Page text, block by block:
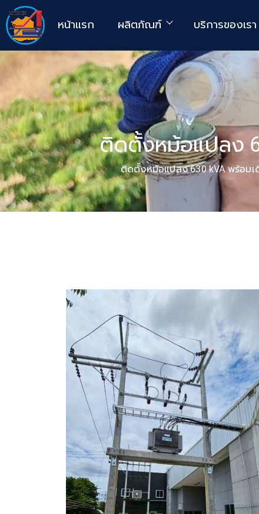
หน้าแรก ผลิตภัณฑ์ บริการของเรา
ติดตั้งหม้อแปลง
ติดตั้งหม้อแปลง 630 kVA พร้อมเ